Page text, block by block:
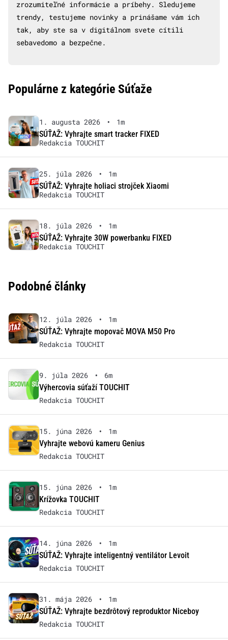
zrozumiteľné informácie a príbehy. Sledujeme
trendy, testujeme novinky a prinášame vám ich
tak, aby ste sa v digitálnom svete cítili
sebavedomo a bezpečne.
Populárne z kategórie Súťaže
1. augusta 2026 •
1m
SÚŤAŽ: Vyhrajte smart tracker FIXED
Redakcia TOUCHIT
25. júla 2026 •
1m
SÚŤAŽ: Vyhrajte holiaci strojček Xiaomi
Redakcia TOUCHIT
18. júla 2026 •
1m
SÚŤAŽ: Vyhrajte 30W powerbanku FIXED
Redakcia TOUCHIT
Podobné články
12. júla 2026 •
1m
SÚŤAŽ: Vyhrajte mopovač MOVA M50 Pro
Redakcia TOUCHIT
9. júla 2026 •
6m
Výhercovia súťaží TOUCHIT
Redakcia TOUCHIT
15. júna 2026 •
1m
Vyhrajte webovú kameru Genius
Redakcia TOUCHIT
15. júna 2026 •
1m
Krížovka TOUCHIT
Redakcia TOUCHIT
14. júna 2026 •
1m
SÚŤAŽ: Vyhrajte inteligentný ventilátor Levoit
Redakcia TOUCHIT
31. mája 2026 •
1m
SÚŤAŽ: Vyhrajte bezdrôtový reproduktor Niceboy
Redakcia TOUCHIT